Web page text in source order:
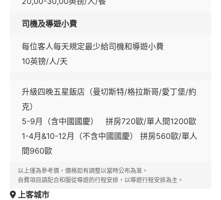
司機及導遊小費
每位客人每天規定最少給司機和導遊小費
10英镑/人/天
升級四晚五星飯店（曼切斯特/格拉斯哥/愛丁堡/約
克）
5-9月（含中國國慶） 拼房720歐/單人間1200歐
1-4月&10-12月（不含中國國慶） 拼房560歐/單人
間960歐
以上僅為參考價，價格如有調整以當時公布為准。
自費項目請配合和服從導遊的行程安排，以導遊行程安排為主。
上客城市